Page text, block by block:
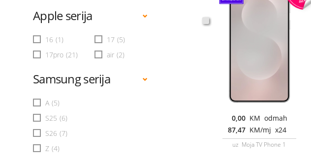
Apple serija
16 (1) 17 (5)
17pro (21) air (2)
Samsung serija
A (5)
S25 (6)
S26 (7)
Z (4)
0,00 KM odmah
87,47 KM/mj x24
uz Moja TV Phone 1